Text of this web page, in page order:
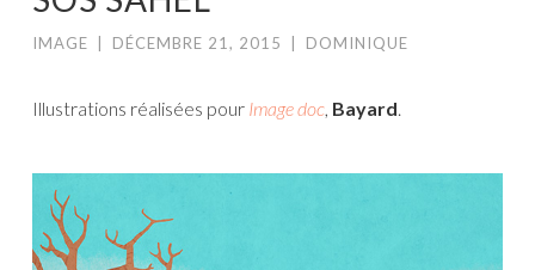
IMAGE DÉCEMBRE 21, 2015 DOMINIQUE
Illustrations réalisées pour Image doc, Bayard.